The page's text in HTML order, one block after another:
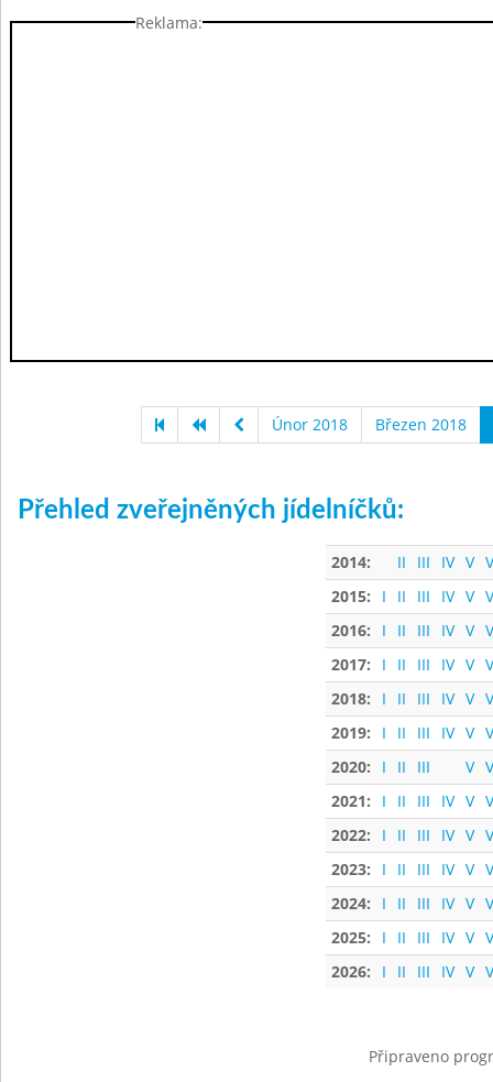
Reklama:
Únor 2018 Březen 2018
Přehled zveřejněných jídelníčků:
2014: II III IV V
2015:
I II III IV V
2016:
I II III IV V
2017:
I II III IV V
2018:
I II III IV V
2019:
I II III IV V
2020:
I II III V
2021:
I II III IV V
2022:
I II III IV V
2023:
I II III IV V
2024:
I II III IV V
2025:
I II III IV V
2026:
I II III IV V
Připraveno